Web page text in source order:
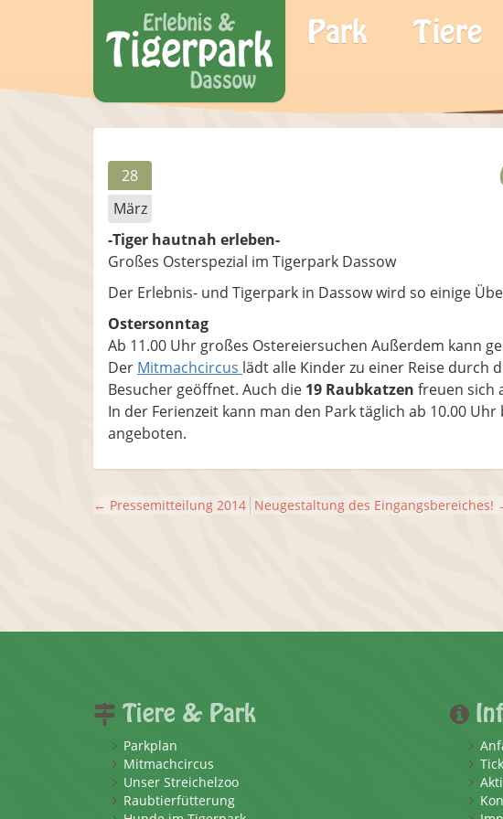
Park Tiere
28
März
-Tiger hautnah erleben-
Großes Osterspezial im Tigerpark Dassow
Der Erlebnis- und Tigerpark in Dassow wird so einige
Ostersonntag
Ab 11.00 Uhr großes Ostereiersuchen Außerdem kann
Der Mitmachcircus lädt alle Kinder zu einer Reise durch
Besucher geöffnet. Auch die 19 Raubkatzen freuen sich
In der Ferienzeit kann man den Park täglich ab 10.00
angeboten.
← Pressemitteilung 2014 Neugestaltung des Eingangsbereiches!
Tiere & Park
Parkplan
Mitmachcircus
Unser Streichelzoo
Raubtierfütterung